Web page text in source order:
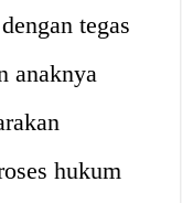
tegas
anaknya
hukum